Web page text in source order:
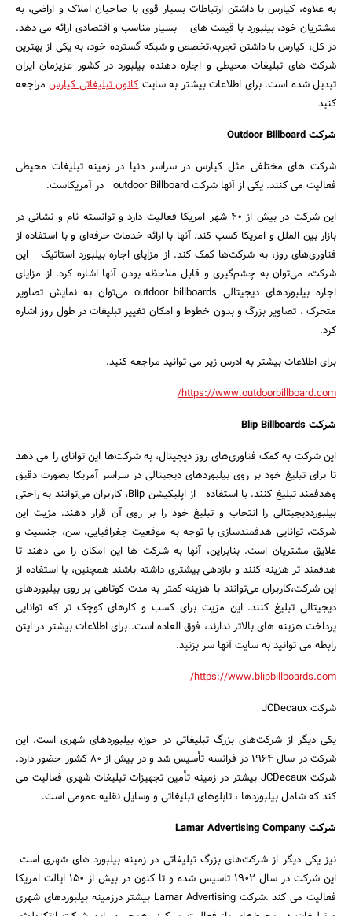
جستجو
به علاوه، کیارس با داشتن ارتباطات بسیار قوی با صاحبان املاک و اراضی، به
مشتریان خود، بیلبورد با قیمت های بسیار مناسب و اقتصادی ارائه می دهد.
در کل، کیارس با داشتن تجربه،تخصص و شبکه گسترده خود، به یکی از بهترین
شرکت های تبلیغات محیطی و اجاره دهنده بیلبورد در کشور عزیزمان ایران
تبدیل شده است. برای اطلاعات بیشتر به سایتکانون تبلیغاتی کیارسمراجعه
کنید
شرکت Outdoor Billboard
شرکت های مختلفی مثل کیارس در سراسر دنیا در زمینه تبلیغات محیطی
فعالیت می کنند. یکی از آنها شرکت outdoor Billboard در آمریکاست.
این شرکت در بیش از 40 شهر امریکا فعالیت دارد و توانسته نام و نشانی در
بازار بین الملل و امریکا کسب کند. آنها با ارائه خدمات حرفه‌ای و با استفاده از
فناوری‌های روز، به شرکت‌ها کمک کند. از مزایای اجاره بیلبورد استاتیک این
شرکت، می‌توان به چشم‌گیری و قابل ملاحظه بودن آنها اشاره کرد. از مزایای
اجاره بیلبوردهای دیجیتالی outdoor billboards می‌توان به نمایش تصاویر
متحرک ، تصاویر بزرگ و بدون خطوط و امکان تغییر تبلیغات در طول روز اشاره
کرد.
برای اطلاعات بیشتر به ادرس زیر می توانید مراجعه کنید.
https://www.outdoorbillboard.com/
شرکت Blip Billboards
این شرکت به کمک فناوری‌های روز دیجیتال، به شرکت‌ها این توانای را می دهد
تا برای تبلیغ خود بر روی بیلبوردهای دیجیتالی در سراسر آمریکا بصورت دقیق
وهدفمند تبلیغ کنند. با استفاده از اپلیکیشن Blip، کاربران می‌توانند به راحتی
بیلبورددیجیتالی را انتخاب و تبلیغ خود را بر روی آن قرار دهند. مزیت این
شرکت، توانایی هدفمندسازی با توجه به موقعیت جغرافیایی، سن، جنسیت و
علایق مشتریان است. بنابراین، آنها به شرکت ها این امکان را می دهند تا
هدفمند تر هزینه کنند و بازدهی بیشتری داشته باشند همچنین، با استفاده از
این شرکت،کاربران می‌توانند با هزینه کمتر به مدت کوتاهی بر روی بیلبوردهای
دیجیتالی تبلیغ کنند. این مزیت برای کسب و کارهای کوچک تر که توانایی
پرداخت هزینه های بالاتر ندارند، فوق العاده است. برای اطلاعات بیشتر در ایتن
رابطه می توانید به سایت آنها سر بزنید.
https://www.blipbillboards.com/
شرکت JCDecaux
یکی دیگر از شرکت‌های بزرگ تبلیغاتی در حوزه بیلبوردهای شهری است. این
شرکت در سال 1964 در فرانسه تأسیس شد و در بیش از 80 کشور حضور دارد.
شرکت JCDecaux بیشتر در زمینه تأمین تجهیزات تبلیغات شهری فعالیت می
کند که شامل بیلبوردها ، تابلوهای تبلیغاتی و وسایل نقلیه عمومی است.
شرکت Lamar Advertising Company
نیز یکی دیگر از شرکت‌های بزرگ تبلیغاتی در زمینه بیلبورد های شهری است
این شرکت در سال 1902 تاسیس شده و تا کنون در بیش از 150 ایالت امریکا
فعالیت می کند .شرکت Lamar Advertising بیشتر درزمینه بیلبوردهای شهری